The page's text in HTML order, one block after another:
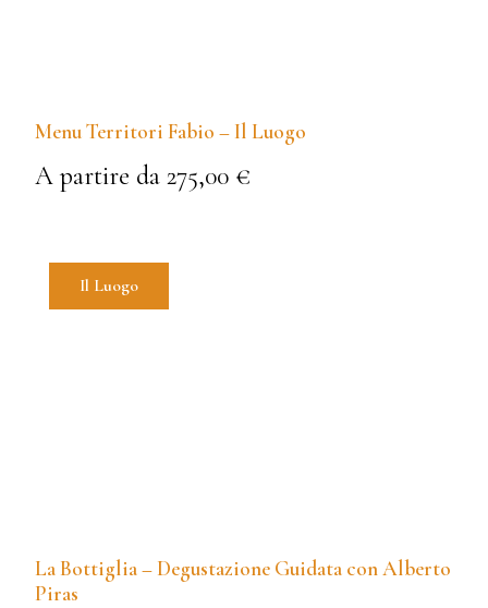
Menu Territori Fabio – Il Luogo
A partire da 275,00 €
Il Luogo
La Bottiglia – Degustazione Guidata con Alberto
Piras